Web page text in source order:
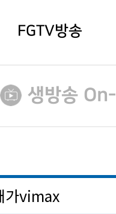
FGTV방송
생방송